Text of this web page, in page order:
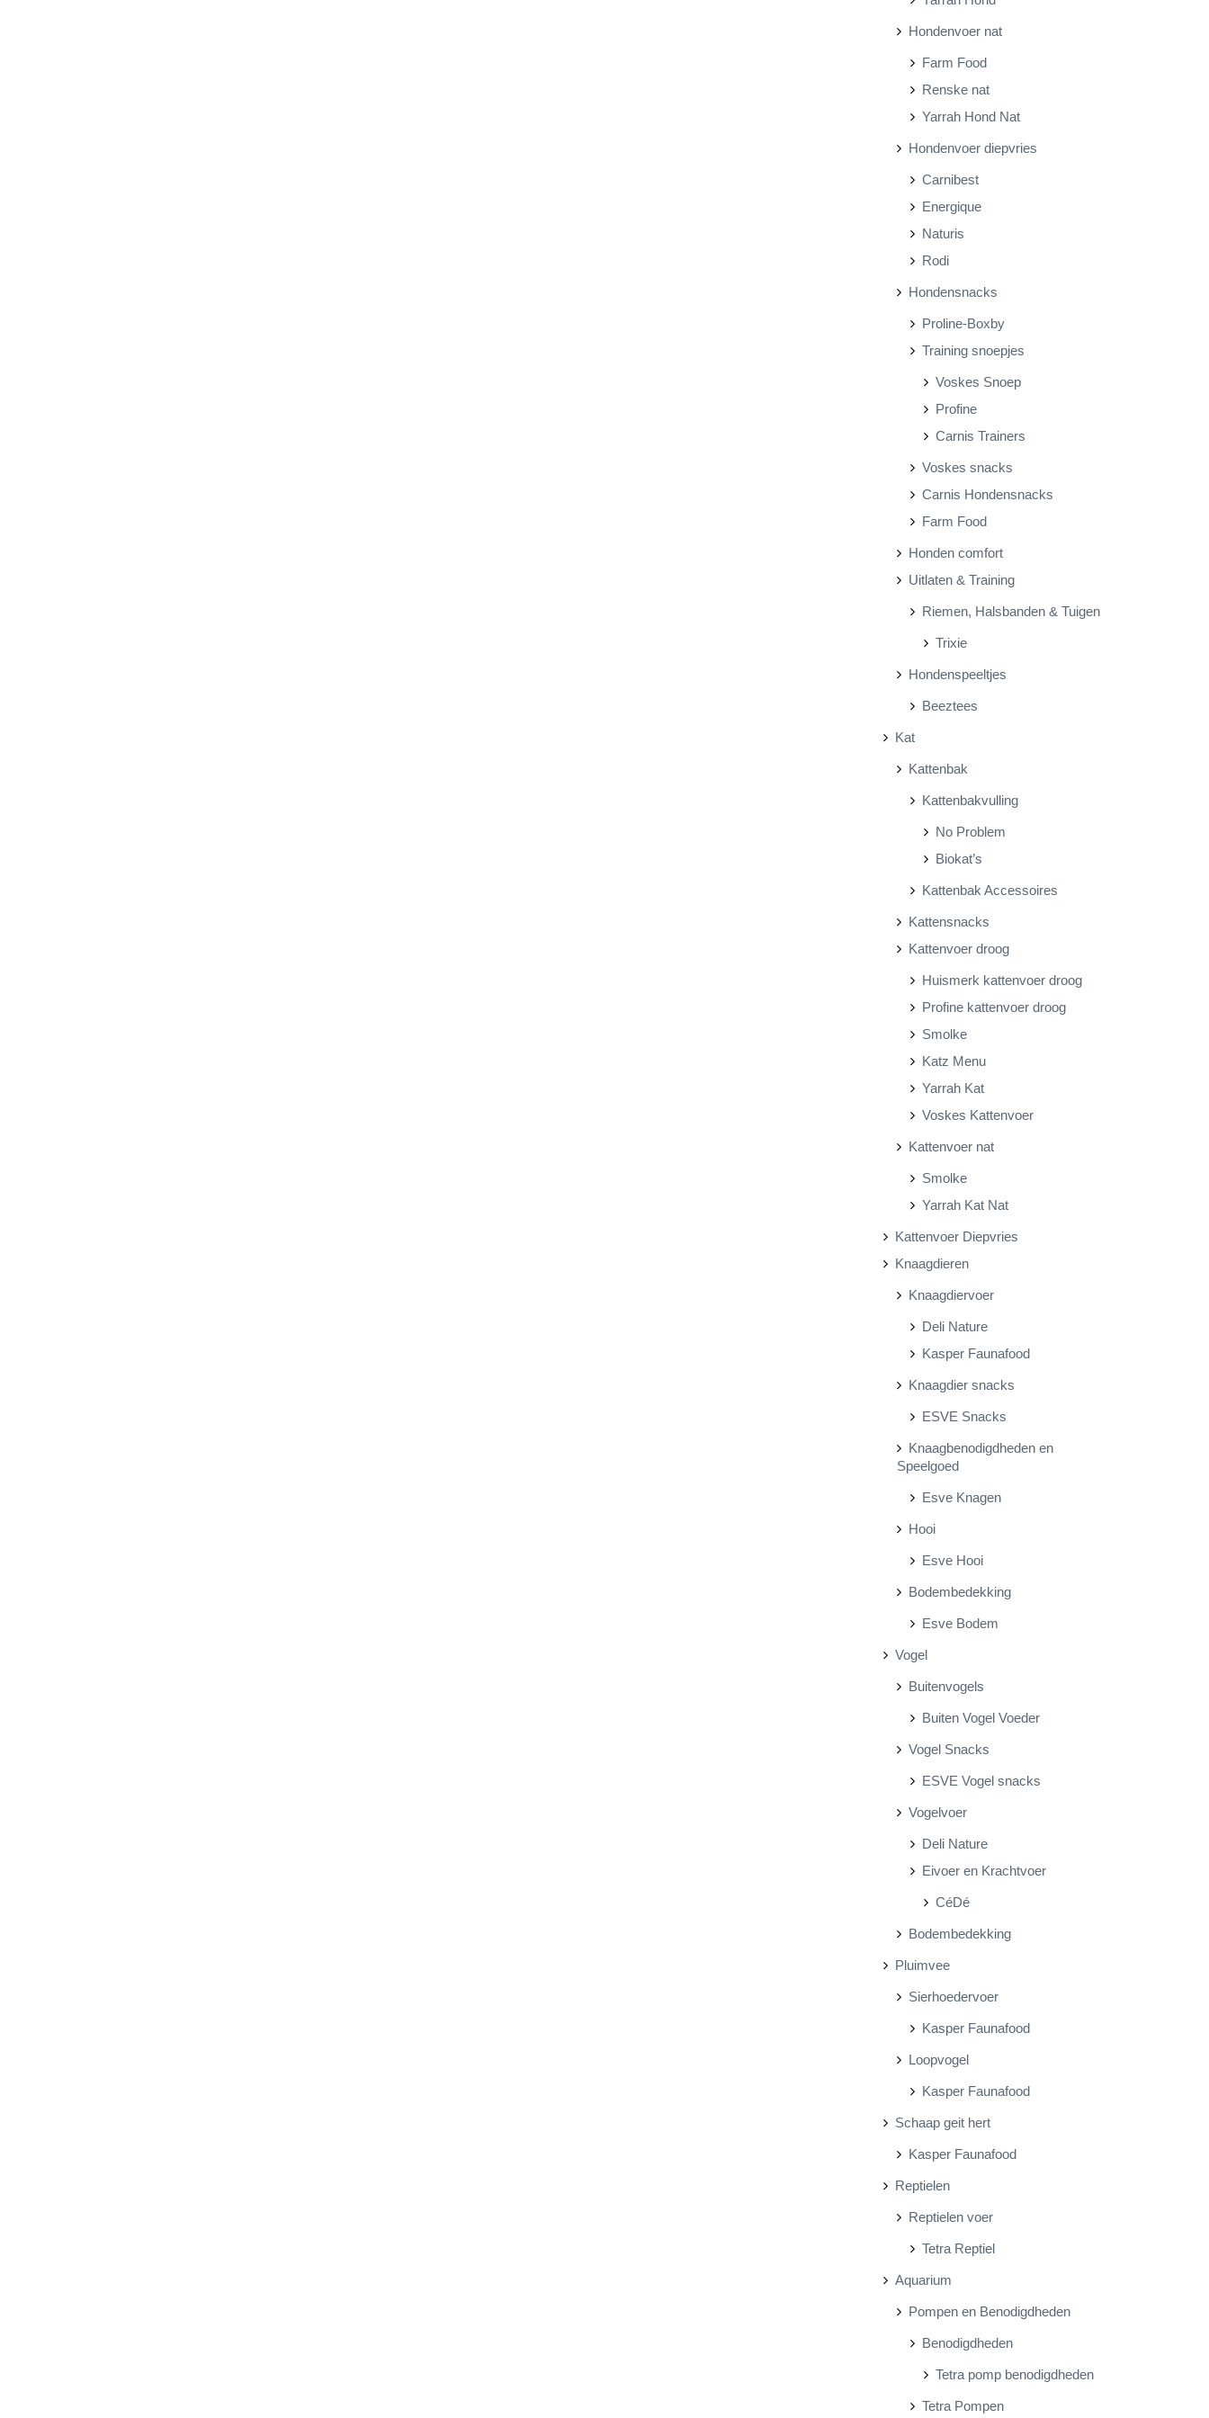
Hondenvoer nat
Farm Food
Renske nat
Yarrah Hond Nat
Hondenvoer diepvries
Carnibest
Energique
Naturis
Rodi
Hondensnacks
Proline-Boxby
Training snoepjes
Voskes Snoep
Profine
Carnis Trainers
Voskes snacks
Carnis Hondensnacks
Farm Food
Honden comfort
Uitlaten & Training
Riemen, Halsbanden & Tuigen
Trixie
Hondenspeeltjes
Beeztees
Kat
Kattenbak
Kattenbakvulling
No Problem
Biokat’s
Kattenbak Accessoires
Kattensnacks
Kattenvoer droog
Huismerk kattenvoer droog
Profine kattenvoer droog
Smolke
Katz Menu
Yarrah Kat
Voskes Kattenvoer
Kattenvoer nat
Smolke
Yarrah Kat Nat
Kattenvoer Diepvries
Knaagdieren
Knaagdiervoer
Deli Nature
Kasper Faunafood
Knaagdier snacks
ESVE Snacks
Knaagbenodigdheden en
Speelgoed
Esve Knagen
Hooi
Esve Hooi
Bodembedekking
Esve Bodem
Vogel
Buitenvogels
Buiten Vogel Voeder
Vogel Snacks
ESVE Vogel snacks
Vogelvoer
Deli Nature
Eivoer en Krachtvoer
CéDé
Bodembedekking
Pluimvee
Sierhoedervoer
Kasper Faunafood
Loopvogel
Kasper Faunafood
Schaap geit hert
Kasper Faunafood
Reptielen
Reptielen voer
Tetra Reptiel
Aquarium
Pompen en Benodigdheden
Benodigdheden
Tetra pomp benodigdheden
Tetra Pompen